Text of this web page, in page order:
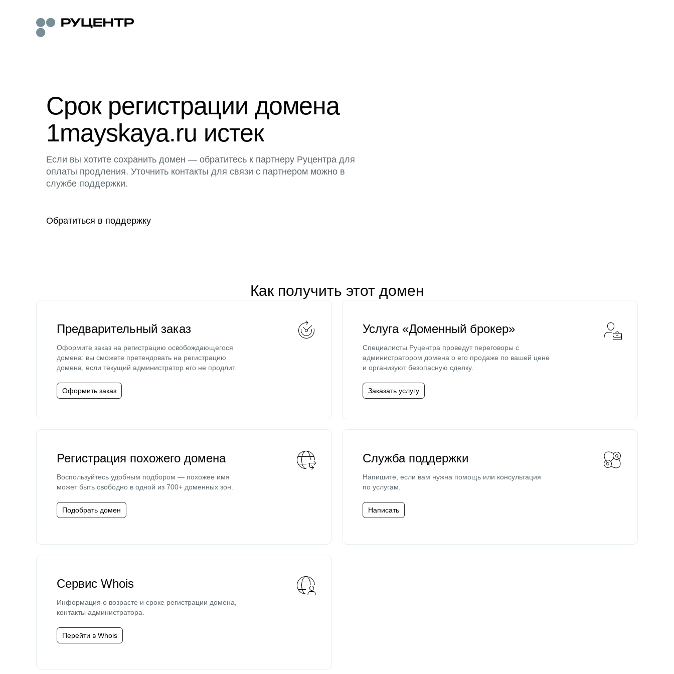
Срок регистрации домена
1mayskaya.ru истек
Если вы хотите сохранить домен — обратитесь к партнеру Руцентра для
оплаты продления. Уточнить контакты для связи с партнером можно в
службе поддержки.
Обратиться в поддержку
Как получить этот домен
Предварительный заказ
Оформите заказ на регистрацию освобождающегося
домена: вы сможете претендовать на регистрацию
домена, если текущий администратор его не продлит.
Оформить заказ
Услуга «Доменный брокер»
Специалисты Руцентра проведут переговоры с
администратором домена о его продаже по вашей цене
и организуют безопасную сделку.
Заказать услугу
Регистрация похожего домена
Воспользуйтесь удобным подбором — похожее имя
может быть свободно в одной из 700+ доменных зон.
Подобрать домен
Служба поддержки
Напишите, если вам нужна помощь или консультация
по услугам.
Написать
Сервис Whois
Информация о возрасте и сроке регистрации домена,
контакты администратора.
Перейти в Whois